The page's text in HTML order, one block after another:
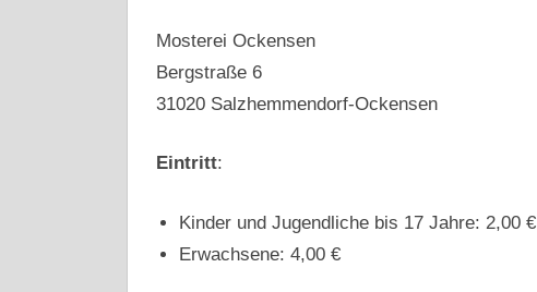
Mosterei Ockensen
Bergstraße 6
31020 Salzhemmendorf-Ockensen
Eintritt:
Kinder und Jugendliche bis 17 Jahre: 2,00 €
Erwachsene: 4,00 €